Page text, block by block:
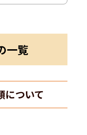
一覧
について